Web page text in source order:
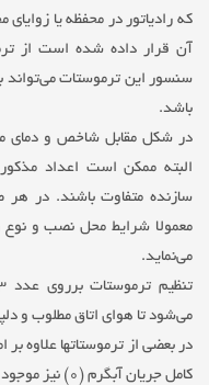
که رادیاتور در محفظه یا
آن قرار داده شده است از
باشد.
در شکل مقابل شاخص و دمای
البته ممکن است اعداد
سازنده متفاوت باشند. در هر
معمولا شرایط محل نصب و نوع
می‌نماید.
می‌شود تا هوای اتاق مطلوب و
در بعضی از ترموستاتها علاوه
کامل جریان آبگرم (۰) نیز موجود می‌باشد.